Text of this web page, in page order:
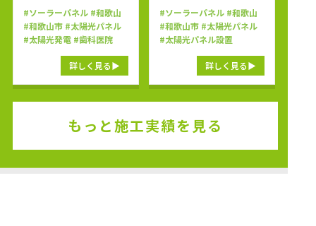
#ソーラーパネル #和歌山
#和歌山市 #太陽光パネル
#太陽光発電 #歯科医院
詳しく見る
#ソーラーパネル #和歌山
#和歌山市 #太陽光パネル
#太陽光パネル設置
詳しく見る
もっと施工実績を見る